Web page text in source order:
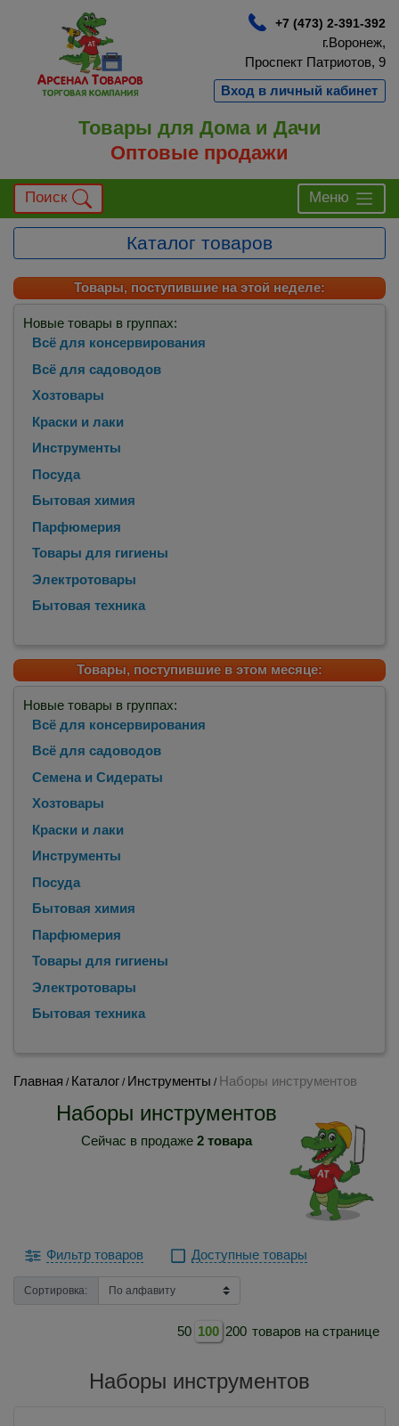
+7 (473) 2-391-392
г.Воронеж,
Проспект Патриотов, 9
Вход в личный кабинет
Товары для Дома и Дачи
Оптовые продажи
Поиск Меню
Каталог товаров
Товары, поступившие на этой неделе:
Новые товары в группах:
Всё для консервирования
Всё для садоводов
Хозтовары
Краски и лаки
Инструменты
Посуда
Бытовая химия
Парфюмерия
Товары для гигиены
Электротовары
Бытовая техника
Товары, поступившие в этом месяце:
Новые товары в группах:
Всё для консервирования
Всё для садоводов
Семена и Сидераты
Хозтовары
Краски и лаки
Инструменты
Посуда
Бытовая химия
Парфюмерия
Товары для гигиены
Электротовары
Бытовая техника
Главная / Каталог / Инструменты / Наборы инструментов
Наборы инструментов
Сейчас в продаже 2 товара
Фильтр товаров Доступные товары
Сортировка:
50 100 200 товаров на странице
Наборы инструментов